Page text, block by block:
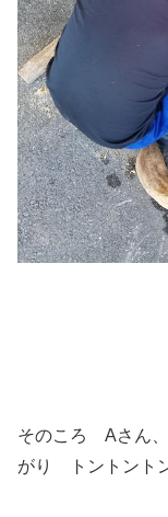
そのころ Aさん
がり トントン